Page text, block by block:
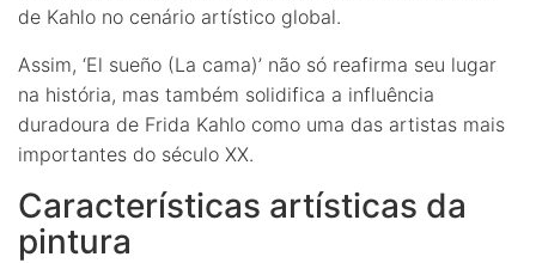
de Kahlo no cenário artístico global.
Assim, ‘El sueño (La cama)’ não só reafirma seu lugar
na história, mas também solidifica a influência
duradoura de Frida Kahlo como uma das artistas mais
importantes do século XX.
Características artísticas da
pintura